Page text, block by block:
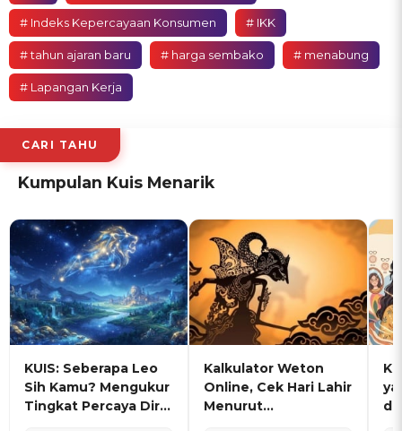
# Indeks Kepercayaan Konsumen # IKK
# tahun ajaran baru # harga sembako # menabung
# Lapangan Kerja
CARI TAHU
Kumpulan Kuis Menarik
KUIS: Seberapa Leo
Sih Kamu? Mengukur
Tingkat Percaya Diri
Kalkulator Weton
Online, Cek Hari Lahir
Menurut